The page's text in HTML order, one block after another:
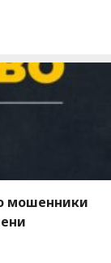
мошенники